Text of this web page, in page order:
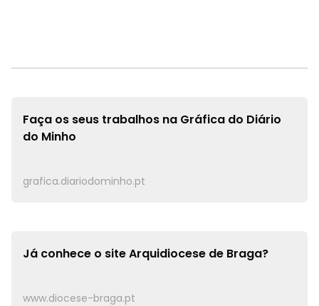
Faça os seus trabalhos na Gráfica do Diário
do Minho
grafica.diariodominho.pt
Já conhece o siteArquidiocese de Braga?
www.diocese-braga.pt